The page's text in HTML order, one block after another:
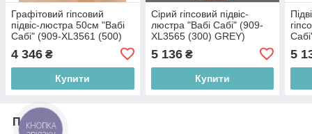
Графітовий гіпсовий
підвіс-люстра 50см "Вабі
Сабі" (909-XL3561 (500)
4 346 ₴
Купити
Сірий гіпсовий підвіс-
люстра "Вабі Сабі" (909-
XL3565 (300) GREY)
5 136₴
Купити
5
Про нас
КНОПКА